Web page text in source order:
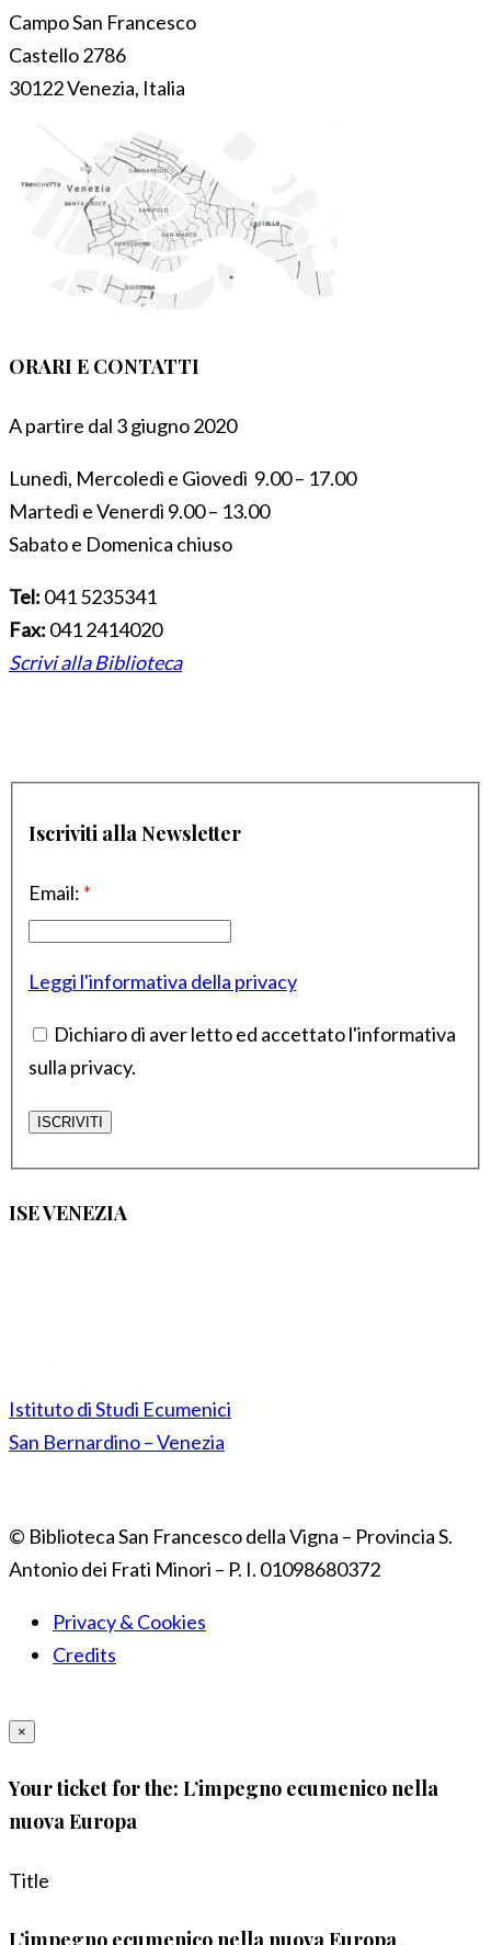
Campo San Francesco
Castello 2786
30122 Venezia, Italia
ORARI E CONTATTI
A partire dal 3 giugno 2020
Lunedì, Mercoledì e Giovedì 9.00 – 17.00
Martedì e Venerdì 9.00 – 13.00
Sabato e Domenica chiuso
Tel: 041 5235341
Fax: 041 2414020
Scrivi alla Biblioteca
Iscriviti alla Newsletter
Email: *
Leggi l'informativa della privacy
Dichiaro di aver letto ed accettato l'informativa
sulla privacy.
ISE VENEZIA
Istituto di Studi Ecumenici
San Bernardino – Venezia
© Biblioteca San Francesco della Vigna – Provincia S.
Antonio dei Frati Minori – P. I. 01098680372
Privacy & Cookies
Credits
×
Your ticket for the: L’impegno ecumenico nella
nuova Europa
Title
L’impegno ecumenico nella nuova Europa